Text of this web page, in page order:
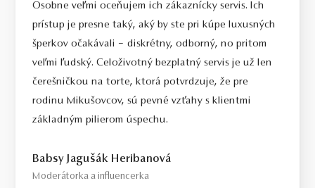
Osobne veľmi oceňujem ich zákaznícky servis. Ich
prístup je presne taký, aký by ste pri kúpe luxusných
šperkov očakávali – diskrétny, odborný, no pritom
veľmi ľudský. Celoživotný bezplatný servis je už len
čerešničkou na torte, ktorá potvrdzuje, že pre
rodinu Mikušovcov, sú pevné vzťahy s klientmi
základným pilierom úspechu.
Babsy Jagušák Heribanová
Moderátorka a influencerka